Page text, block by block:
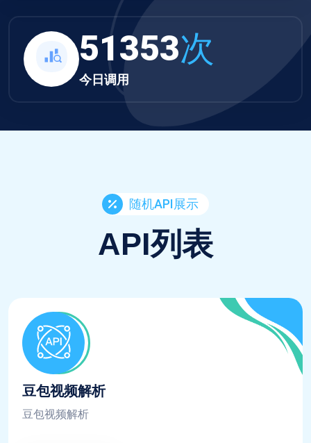
51353次
今日调用
随机API展示
API列表
豆包视频解析
豆包视频解析